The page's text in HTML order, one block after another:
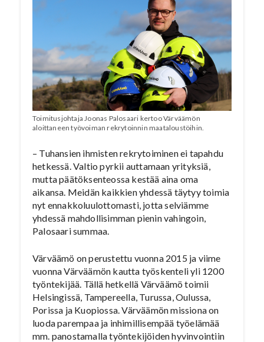
Toimitusjohtaja Joonas Palosaari kertoo Värväämön
aloittaneen työvoiman rekrytoinnin maataloustöihin.
– Tuhansien ihmisten rekrytoiminen ei tapahdu
hetkessä. Valtio pyrkii auttamaan yrityksiä,
mutta päätöksenteossa kestää aina oma
aikansa. Meidän kaikkien yhdessä täytyy toimia
nyt ennakkoluulottomasti, jotta selviämme
yhdessä mahdollisimman pienin vahingoin,
Palosaari summaa.
Värväämö on perustettu vuonna 2015 ja viime
vuonna Värväämön kautta työskenteli yli 1200
työntekijää. Tällä hetkellä Värväämö toimii
Helsingissä, Tampereella, Turussa, Oulussa,
Porissa ja Kuopiossa. Värväämön missiona on
luoda parempaa ja inhimillisempää työelämää
mm. panostamalla työntekijöiden hyvinvointiin